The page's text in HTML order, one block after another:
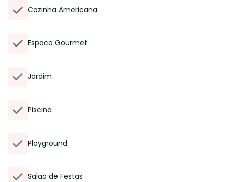
Cozinha Americana
Espaco Gourmet
Jardim
Piscina
Playground
Salao de Festas